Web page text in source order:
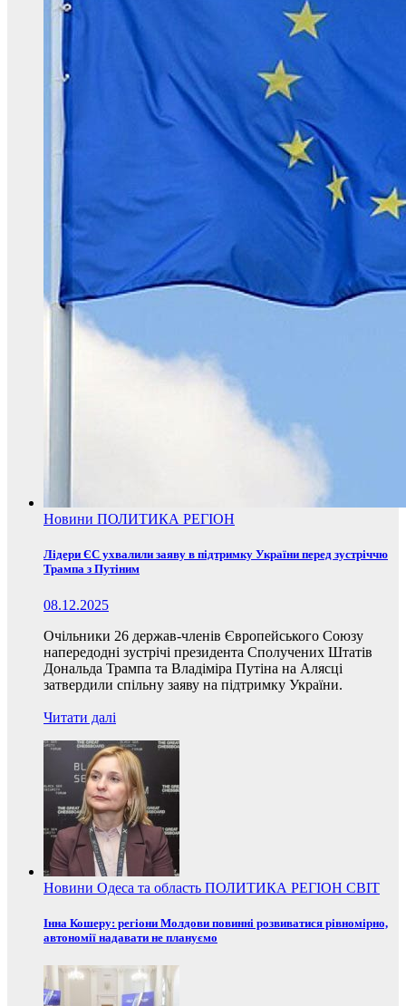
Новини ПОЛИТИКА РЕГІОН
Лідери ЄС ухвалили заяву в підтримку України перед зустріччю
Трампа з Путіним
08.12.2025
Очільники 26 держав-членів Європейського Союзу
напередодні зустрічі президента Сполучених Штатів
Дональда Трампа та Владіміра Путіна на Алясці
затвердили спільну заяву на підтримку України.
Читати далі
Новини Одеса та область ПОЛИТИКА РЕГІОН СВІТ
Інна Кошеру: регіони Молдови повинні розвиватися рівномірно,
автономії надавати не плануємо